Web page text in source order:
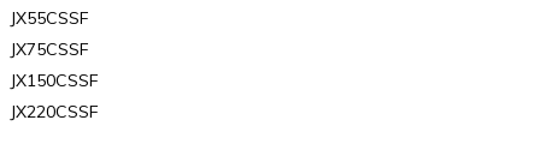
JX55CSSF
JX75CSSF
JX150CSSF
JX220CSSF